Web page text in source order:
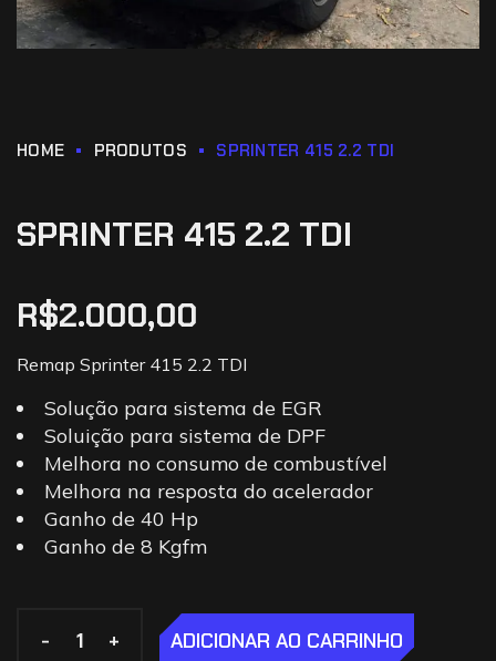
HOME PRODUTOS SPRINTER 415 2.2 TDI
SPRINTER 415 2.2 TDI
R$2.000,00
Remap Sprinter 415 2.2 TDI
Solução para sistema de EGR
Soluição para sistema de DPF
Melhora no consumo de combustível
Melhora na resposta do acelerador
Ganho de 40 Hp
Ganho de 8 Kgfm
- +
- + ADICIONAR AO CARRINHO